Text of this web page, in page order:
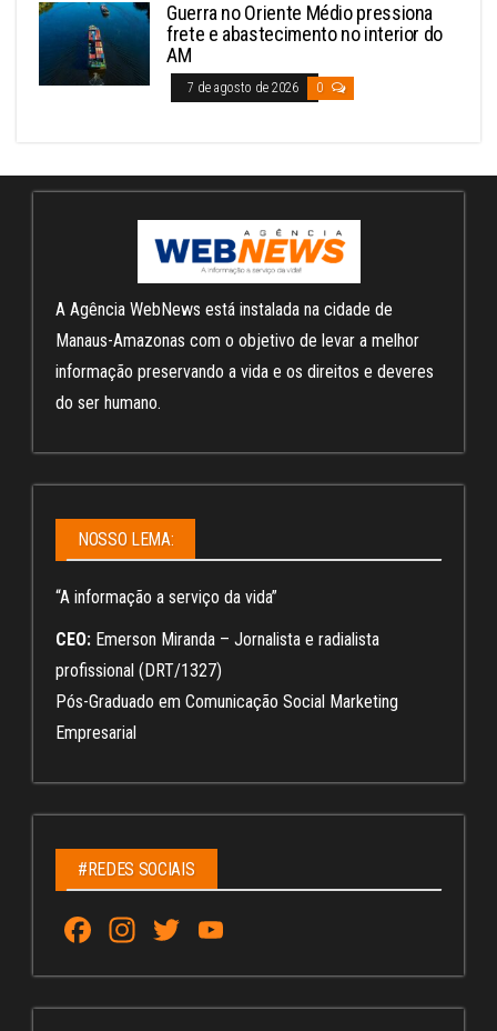
Guerra no Oriente Médio pressiona
frete e abastecimento no interior do
AM
7 de agosto de 2026 0
A Agência WebNews está instalada na cidade de
Manaus-Amazonas com o objetivo de levar a melhor
informação preservando a vida e os direitos e deveres
do ser humano.
NOSSO LEMA:
“A informação a serviço da vida”
CEO: Emerson Miranda – Jornalista e radialista
profissional (DRT/1327)
Pós-Graduado em Comunicação Social Marketing
Empresarial
#REDES SOCIAIS
Fa
ce
bo
In
st
ag
T
wi
tt
u
Tu